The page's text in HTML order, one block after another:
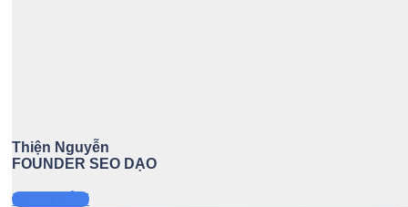
Thiện Nguyễn
FOUNDER SEO DẠO
XEM THÊM